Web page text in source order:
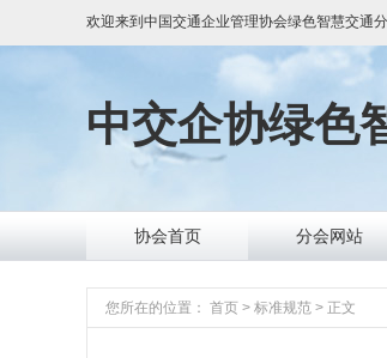
欢迎来到 中国交通企业管理协会绿色智慧交通
中交企协绿色
协会首页 分会网站
您所在的位置： 首页 > 标准规范 > 正文